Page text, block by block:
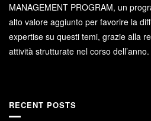
MANAGEMENT PROGRAM, un
alto valore aggiunto per favorire la
expertise su questi temi, grazie alla
attività strutturate nel corso dell’anno.
RECENT POSTS